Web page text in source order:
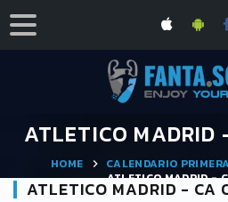
ATLETICO MADRID
HOME
CALENDARIO
ATLETICO MADRID -
ATLETICO MADRID - CA